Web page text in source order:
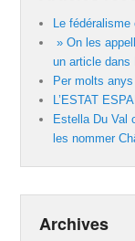
Le
» On les
un article dans
Per molts
L’ESTAT
Estella Du Val
les nommer
Archives